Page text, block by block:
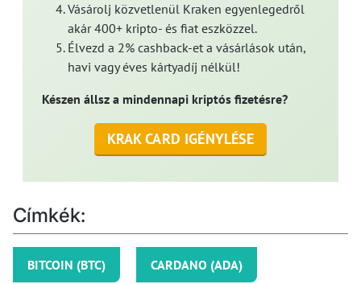
Vásárolj közvetlenül Kraken egyenlegedről
akár 400+ kripto- és fiat eszközzel.
Élvezd a 2% cashback-et a vásárlások után,
havi vagy éves kártyadíj nélkül!
Készen állsz a mindennapi kriptós fizetésre?
KRAK CARD IGÉNYLÉSE
Címkék:
BITCOIN (BTC) CARDANO (ADA)